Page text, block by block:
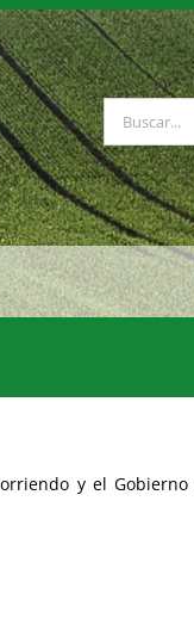
Buscar:
y el Gobierno